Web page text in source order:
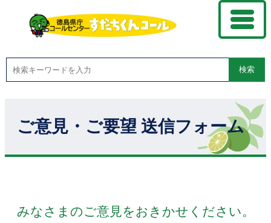
検索
ご意見・ご要望 送信フォーム
みなさまのご意見をおきかせください。